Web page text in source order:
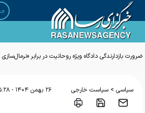
ضرورت بازدارندگی دادگاه ویژه روحانیت در برابر
سیاسی > سیاست خارجی ۲۶ بهمن ۱۴۰۴ - ۱۵:۲۸